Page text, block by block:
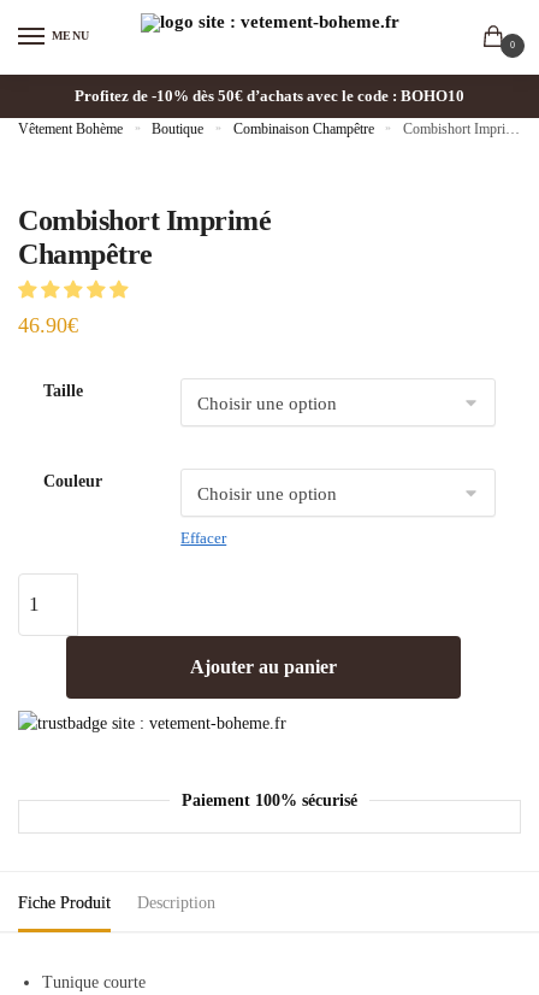
MENU
0
Profitez de -10% dès 50€ d’achats avec le code : BOHO10
Vêtement Bohème » Boutique » Combinaison Champêtre » Combishort Imprimé Champêtre
Combishort Imprimé
Champêtre
46.90€
Taille
Couleur
Effacer
Ajouter au panier
Paiement 100% sécurisé
Fiche Produit Description
Tunique courte